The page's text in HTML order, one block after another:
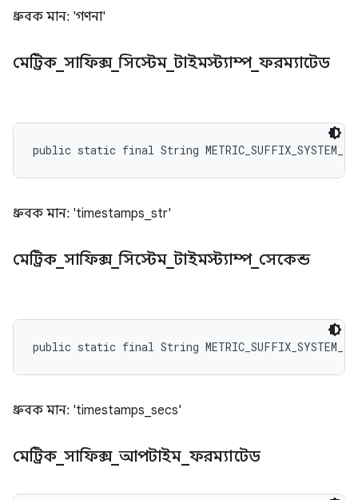
ধ্রুবক মান: 'গণনা'
মেট্রিক_ সাফিক্স_সিস্টেম_টাইমস্ট্যাম্প_ ফরম্যাটেড
public static final String
ধ্রুবক মান: 'timestamps_str'
মেট্রিক_ সাফিক্স_সিস্টেম_টাইমস্ট্যাম্প_ সেকেন্ড
public static final String
ধ্রুবক মান: 'timestamps_secs'
মেট্রিক_ সাফিক্স_আপটাইম_ ফরম্যাটেড